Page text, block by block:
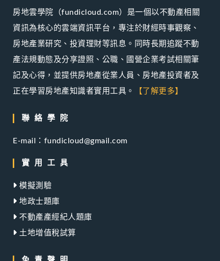
房地雲學院（fundicloud.com）是一個以不動產相關
資訊為核心的雲端資訊平台，專注於財經時事觀察、
房地產業研究、投資理財等訊息。同時長期追蹤不動
產法規動態及分享證照、公職、國營企業考試相關筆
記及心得，並提供房地產從業人員、房地產投資者及
正在學習房地產知識者實用工具。
【了解更多】
聯絡學院
E-mail：fundicloud@gmail.com
實用工具
模擬測驗
地政士題庫
不動產產經紀人題庫
土地增值稅試算